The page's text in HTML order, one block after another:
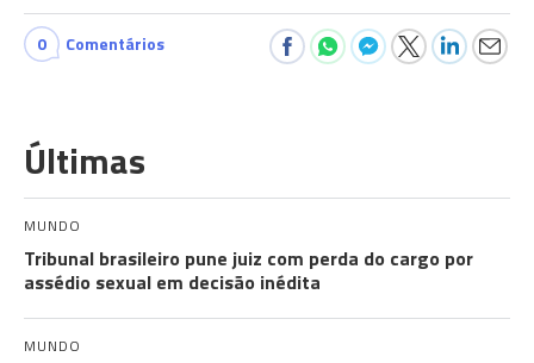
0 Comentários
Últimas
MUNDO
Tribunal brasileiro pune juiz com perda do cargo por
assédio sexual em decisão inédita
MUNDO